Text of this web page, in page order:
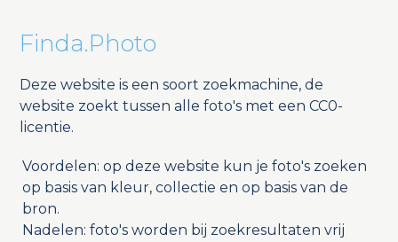
Finda.Photo
Deze website is een soort zoekmachine, de
website zoekt tussen alle foto's met een CC0-
licentie.
Voordelen: op deze website kun je foto's zoeken
op basis van kleur, collectie en op basis van de
bron.
Nadelen: foto's worden bij zoekresultaten vrij